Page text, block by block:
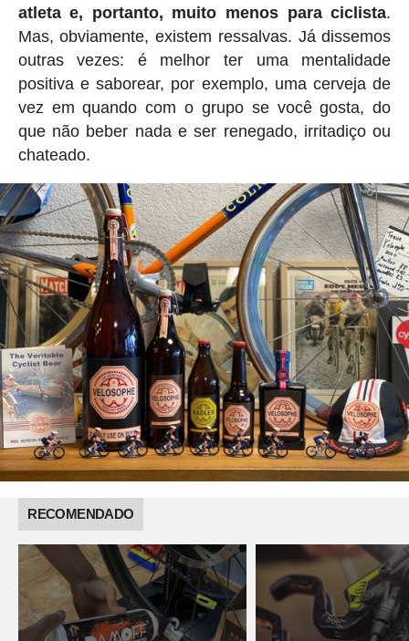
atleta e, portanto, muito menos para ciclista.
Mas, obviamente, existem ressalvas. Já dissemos
outras vezes: é melhor ter uma mentalidade
positiva e saborear, por exemplo, uma cerveja de
vez em quando com o grupo se você gosta, do
que não beber nada e ser renegado, irritadiço ou
chateado.
RECOMENDADO